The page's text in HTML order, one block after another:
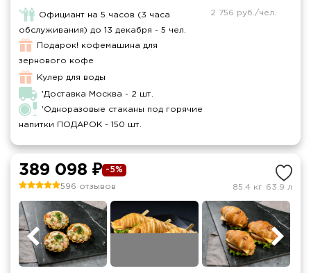
Официант на 5 часов (3 часа
обслуживания) до 13 декабря - 5 чел.
Подарок! кофемашина для
зернового кофе
Кулер для воды
'Доставка Москва - 2 шт.
'Одноразовые стаканы под горячие
напитки ПОДАРОК - 150 шт.
2 756 руб./чел.
389 098 ₽ -5%
596 отзывов 85.4 кг 63.9 л